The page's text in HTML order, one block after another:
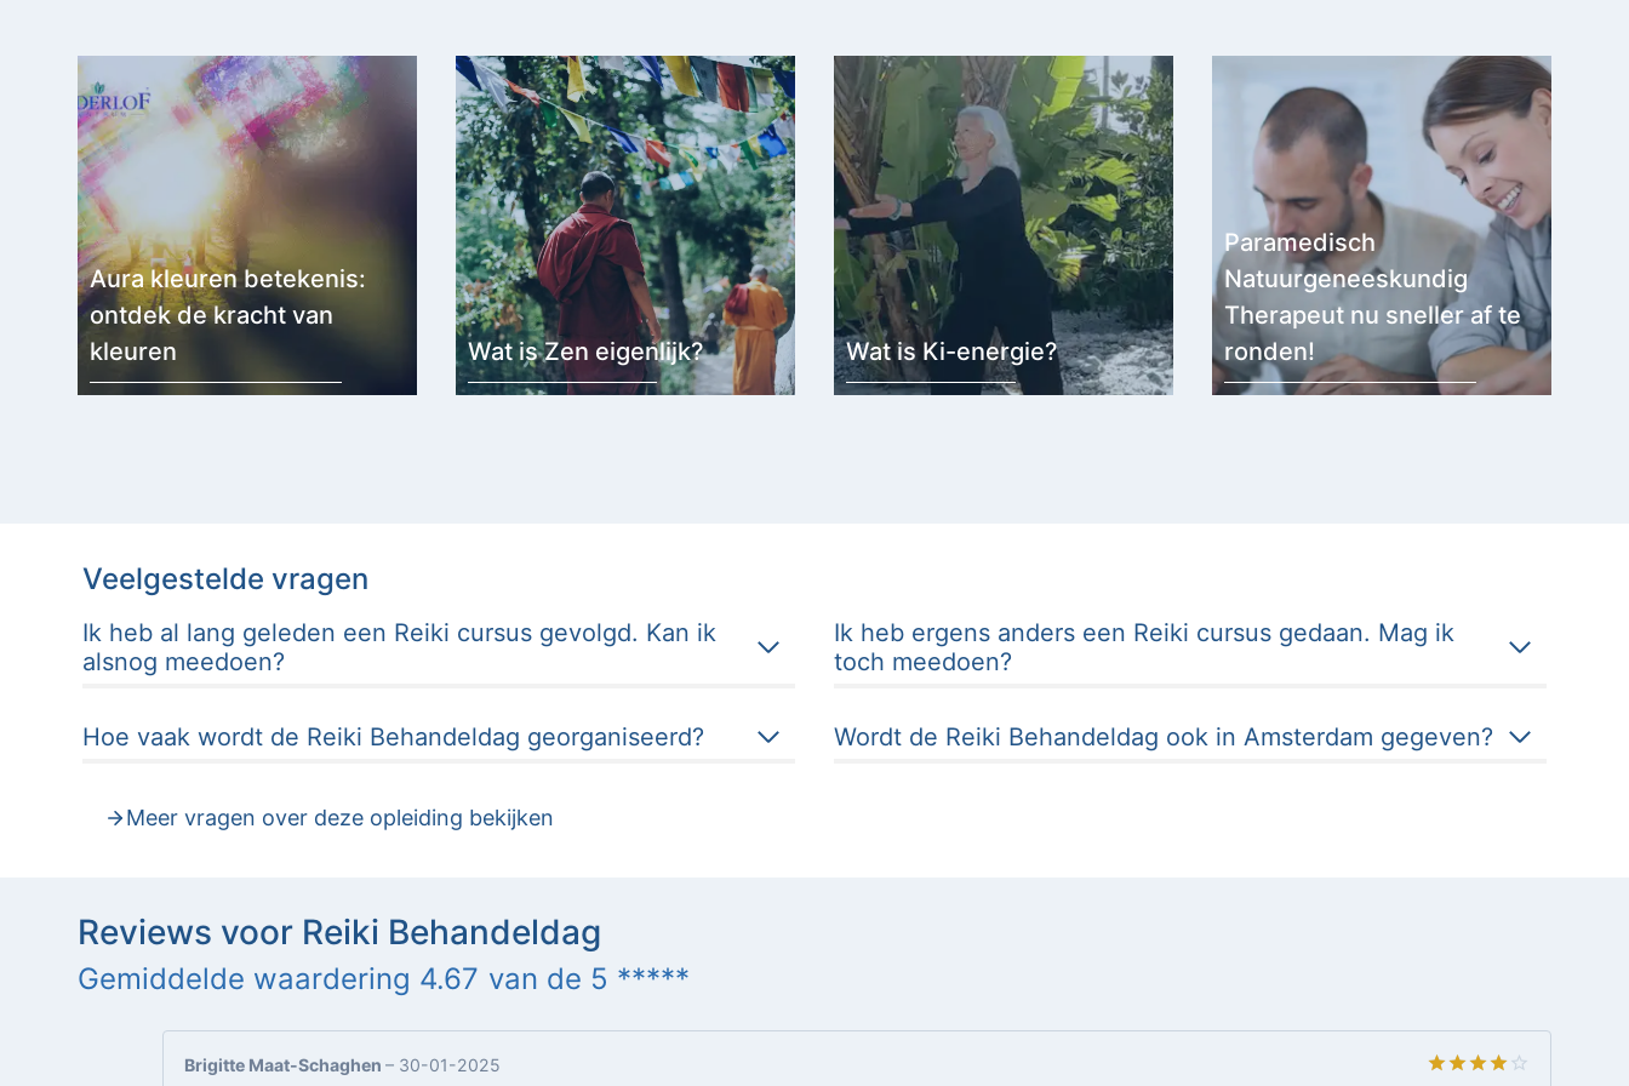
Aura kleuren betekenis:
ontdek de kracht van
kleuren
Wat is Zen eigenlijk? Wat is Ki-energie?
Paramedisch
Natuurgeneeskundig
Therapeut nu sneller af te
ronden!
Veelgestelde vragen
Ik heb al lang geleden een Reiki cursus gevolgd. Kan ik
alsnog meedoen?
Ik heb ergens anders een Reiki cursus gedaan. Mag ik
toch meedoen?
Hoe vaak wordt de Reiki Behandeldag georganiseerd? Wordt de Reiki Behandeldag ook in Amsterdam gegeven?
Meer vragen over deze opleiding bekijken
Reviews voor Reiki Behandeldag
Gemiddelde waardering 4.67 van de 5 *****
Brigitte Maat-Schaghen – 30-01-2025